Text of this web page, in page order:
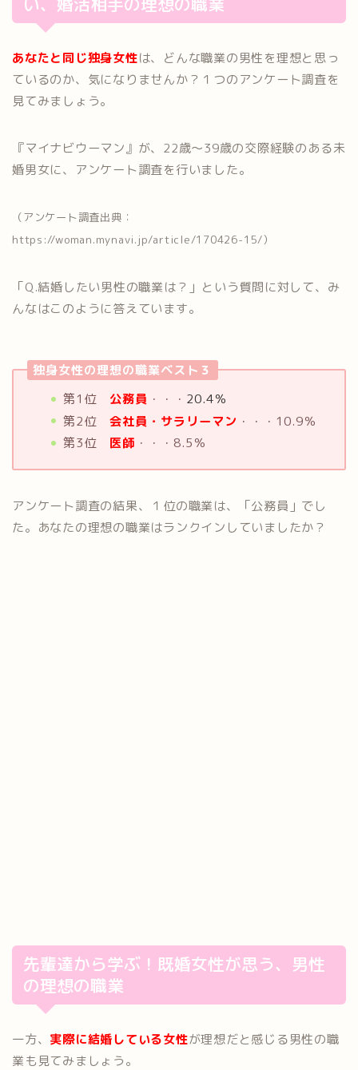
あなたと同じ独身女性は、どんな職業の男性を理想と思っ
ているのか、気になりませんか？１つのアンケート調査を
見てみましょう。
『マイナビウーマン』が、22歳～39歳の交際経験のある未
婚男女に、アンケート調査を行いました。
（アンケート調査出典：
https://woman.mynavi.jp/article/170426-15/）
「Q.結婚したい男性の職業は？」という質問に対して、み
んなはこのように答えています。
独身女性の理想の職業ベスト３
第1位 公務員 ・・・ 20.4％
第2位 会社員・サラリーマン ・・・10.9％
第3位 医師 ・・・8.5％
アンケート調査の結果、１位の職業は、「公務員」でし
た。あなたの理想の職業はランクインしていましたか？
先輩達から学ぶ！既婚女性が思う、男性
の理想の職業
一方、 実際に結婚している女性が理想だと感じる男性の職
業も見てみましょう。